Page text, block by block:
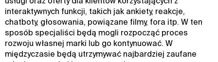
interaktywnych funkcji, takich jak ankiety, reakcje,
chatboty, głosowania, powiązane filmy, fora itp. W ten
sposób specjaliści będą mogli rozpocząć proces
rozwoju własnej marki lub go kontynuować. W
międzyczasie będą utrzymywać najbardziej zaufane